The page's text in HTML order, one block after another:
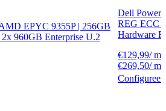
EPYC 9355P | 256GB
960GB Enterprise U.2
Dell
REG ECC
Hardware
€129,99/
€269,50/
Configureer